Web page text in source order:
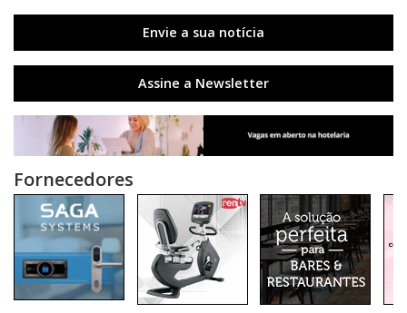
Envie a sua notícia
Assine a Newsletter
Fornecedores